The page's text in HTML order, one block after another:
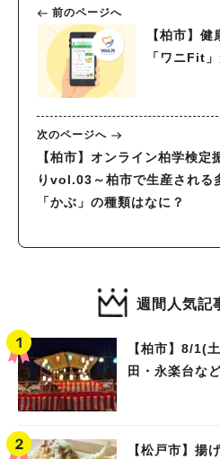
前のページへ
【柏市】
「ワニFit
次のページへ
【柏市】オンライン柏学検定
りvol.03～柏市で生産される
「かぶ」の種類はなに？
週間人気記
【柏市】8/1(
田・永楽台な
【松戸市】揚